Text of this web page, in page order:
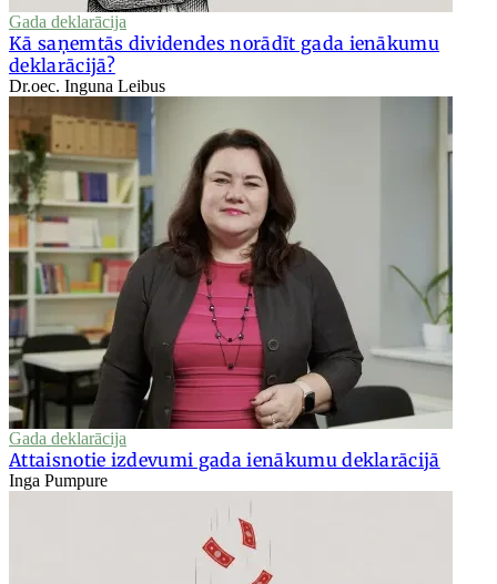
Gada deklarācija
Kā saņemtās dividendes norādīt gada ienākumu
deklarācijā?
Dr.oec. Inguna Leibus
Gada deklarācija
Attaisnotie izdevumi gada ienākumu deklarācijā
Inga Pumpure